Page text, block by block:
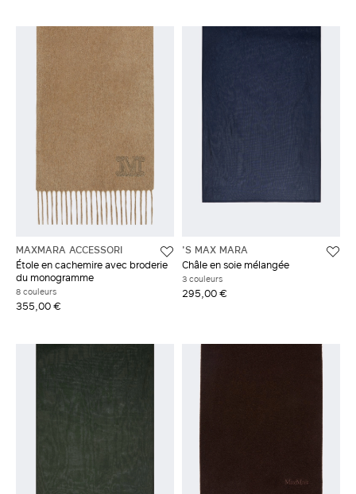
MAXMARA ACCESSORI
Étole en cachemire avec broderie
du monogramme
8 couleurs
355,00 €
'S MAX MARA
Châle en soie mélangée
3 couleurs
295,00 €